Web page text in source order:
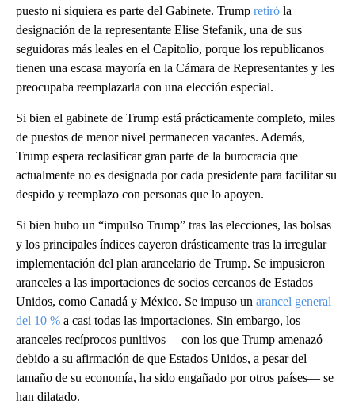
puesto ni siquiera es parte del Gabinete. Trump retiró la
designación de la representante Elise Stefanik, una de sus
seguidoras más leales en el Capitolio, porque los republicanos
tienen una escasa mayoría en la Cámara de Representantes y les
preocupaba reemplazarla con una elección especial.
Si bien el gabinete de Trump está prácticamente completo, miles
de puestos de menor nivel permanecen vacantes. Además,
Trump espera reclasificar gran parte de la burocracia que
actualmente no es designada por cada presidente para facilitar su
despido y reemplazo con personas que lo apoyen.
Si bien hubo un “impulso Trump” tras las elecciones, las bolsas
y los principales índices cayeron drásticamente tras la irregular
implementación del plan arancelario de Trump. Se impusieron
aranceles a las importaciones de socios cercanos de Estados
Unidos, como Canadá y México. Se impuso un arancel general
del 10 % a casi todas las importaciones. Sin embargo, los
aranceles recíprocos punitivos —con los que Trump amenazó
debido a su afirmación de que Estados Unidos, a pesar del
tamaño de su economía, ha sido engañado por otros países— se
han dilatado.